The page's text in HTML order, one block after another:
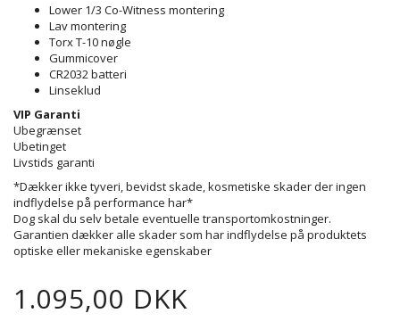
Lower 1/3 Co-Witness montering
Lav montering
Torx T-10 nøgle
Gummicover
CR2032 batteri
Linseklud
VIP Garanti
Ubegrænset
Ubetinget
Livstids garanti
*Dækker ikke tyveri, bevidst skade, kosmetiske skader der ingen
indflydelse på performance har*
Dog skal du selv betale eventuelle transportomkostninger.
Garantien dækker alle skader som har indflydelse på produktets
optiske eller mekaniske egenskaber
1.095,00 DKK